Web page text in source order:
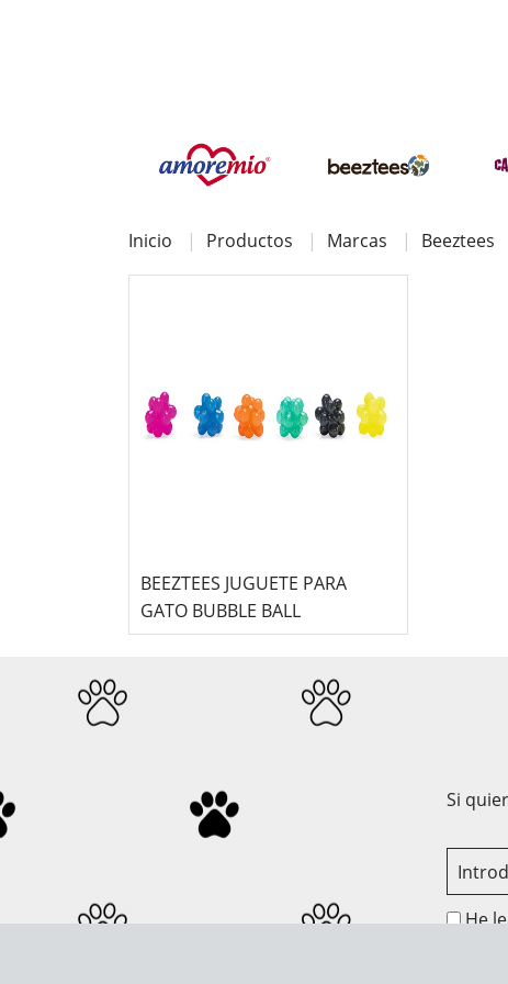
Inicio Productos Marcas Beeztees
BEEZTEES JUGUETE PARA
GATO BUBBLE BALL
Si
He